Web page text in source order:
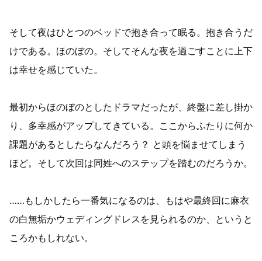
そして夜はひとつのベッドで抱き合って眠る。抱き合うだ
けである。ほのぼの。そしてそんな夜を過ごすことに上下
は幸せを感じていた。
最初からほのぼのとしたドラマだったが、終盤に差し掛か
り、多幸感がアップしてきている。ここからふたりに何か
課題があるとしたらなんだろう？ と頭を悩ませてしまう
ほど。そして次回は同姓へのステップを踏むのだろうか。
……もしかしたら一番気になるのは、もはや最終回に麻衣
の白無垢かウェディングドレスを見られるのか、というと
ころかもしれない。